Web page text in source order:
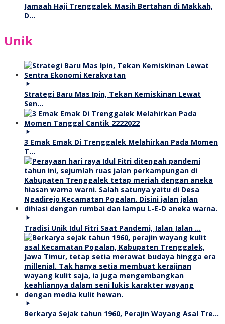
Jamaah Haji Trenggalek Masih Bertahan di Makkah,
D…
Unik
Strategi Baru Mas Ipin, Tekan Kemiskinan Lewat
Sen…
3 Emak Emak Di Trenggalek Melahirkan Pada Momen
T…
Tradisi Unik Idul Fitri Saat Pandemi, Jalan Jalan …
Berkarya Sejak tahun 1960, Perajin Wayang Asal Tre…